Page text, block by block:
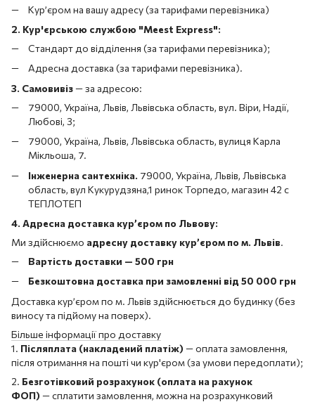
Кур’єром на вашу адресу (за тарифами перевізника)
2. Кур'єрською службою "Meest Express":
Стандарт до відділення (за тарифами перевізника);
Адресна доставка (за тарифами перевізника).
3. Самовивіз—за адресою:
79000, Україна, Львів, Львівська область, вул. Віри, Надії,
Любові, 3;
79000, Україна, Львів, Львівська область, вулиця Карла
Мікльоша, 7.
Інженерна сантехніка. 79000, Україна, Львів, Львівська
область, вул Кукурудзяна,1 ринок Торпедо, магазин 42 с
ТЕПЛОТЕП
4. Адресна доставка кур’єром по Львову:
Ми здійснюємо адресну доставку кур’єром по м. Львів.
Вартість доставки — 500 грн
Безкоштовна доставка при замовленні від 50 000 грн
Доставка кур’єром по м. Львів здійснюється до будинку (без
виносу та підйому на поверх).
Більше інформації про доставку
1. Післяплата (накладений платіж) — оплата замовлення,
після отримання на пошті чи кур'єром (за умови передоплати);
2. Безготівковий розрахунок (оплата на рахунок
ФОП) — сплатити замовлення, можна на розрахунковий